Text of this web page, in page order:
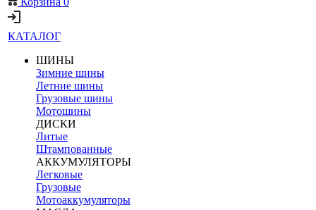
КАТАЛОГ
ШИНЫ
Зимние шины
Летние шины
Грузовые шины
Мотошины
ДИСКИ
Литые
Штампованные
АККУМУЛЯТОРЫ
Легковые
Грузовые
Мотоаккумуляторы